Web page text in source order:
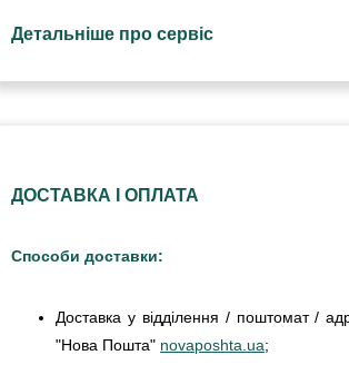
Детальніше про сервіс
ДОСТАВКА І ОПЛАТА
Способи доставки:
Доставка у відділення / поштомат /
"Нова Пошта" novaposhta.ua;